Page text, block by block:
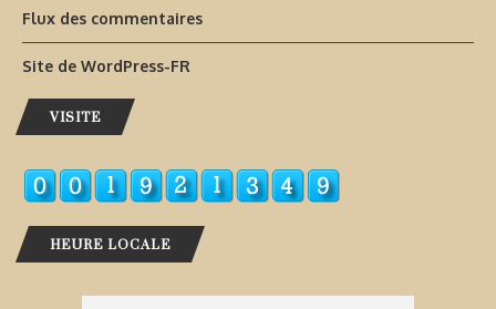
Flux des commentaires
Site de WordPress-FR
VISITE
HEURE LOCALE